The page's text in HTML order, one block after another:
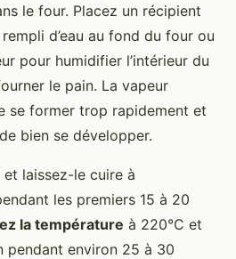
le four. Placez un récipient
d’eau au fond du four ou
pour humidifier l’intérieur du
le pain. La vapeur
se former trop rapidement et
bien se développer.
laissez-le cuire à
les premiers 15 à 20
la température à 220°C et
pendant environ 25 à 30